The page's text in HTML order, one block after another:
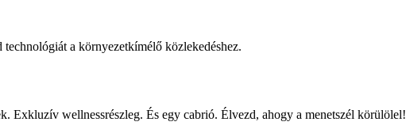
a környezetkímélő közlekedéshez.
Exkluzív wellnessrészleg. És egy cabrió. Élvezd, ahogy a menetszél körülölel!